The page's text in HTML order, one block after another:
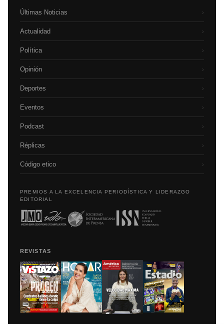
Últimas Noticias ›
Actualidad ›
Política ›
Opinión ›
Deportes ›
Eventos ›
Podcast ›
Réplicas ›
Código etico ›
PREMIOS A LA EXCELENCIA PERIODÍSTICA Y LIDERAZGO
EDITORIAL
REVISTAS